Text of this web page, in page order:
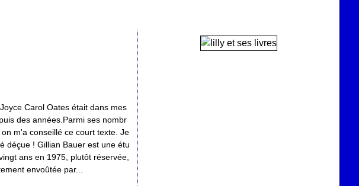
Carol Oates était dans mes
des années.Parmi ses nombr
m'a conseillé ce court texte. Je
déçue ! Gillian Bauer est une étu
ans en 1975, plutôt réservée,
envoûtée par...